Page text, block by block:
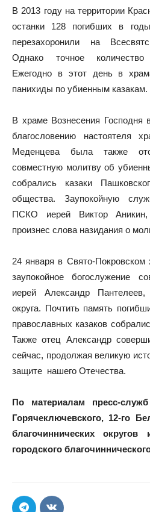
В 2013 году на территории
останки 128 погибших в
перезахоронили на
Однако точное количество
Ежегодно в этот день в
панихиды по убиенным казакам.
В храме Вознесения Господня
благословению настоятеля
Меденцева была также
совместную молитву об
собрались казаки
общества. Заупокойную
ПСКО иерей Виктор Аникин,
произнес слова назидания о
24 января в Свято-
заупокойное богослужение
иерей Александр Пантелеев,
округа. Почтить память
православных казаков
Также отец Александр
сейчас, продолжая великую
защите нашего Отечества.
По материалам пресс-
Горячеключевского, 12-го
благочиннических округов
городского